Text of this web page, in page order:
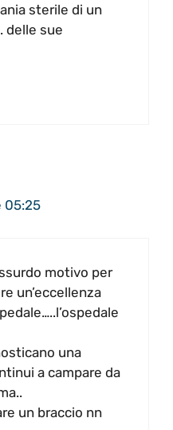
sterile di un
delle sue
05:25
motivo per
un’eccellenza
una
a campare da
un braccio nn